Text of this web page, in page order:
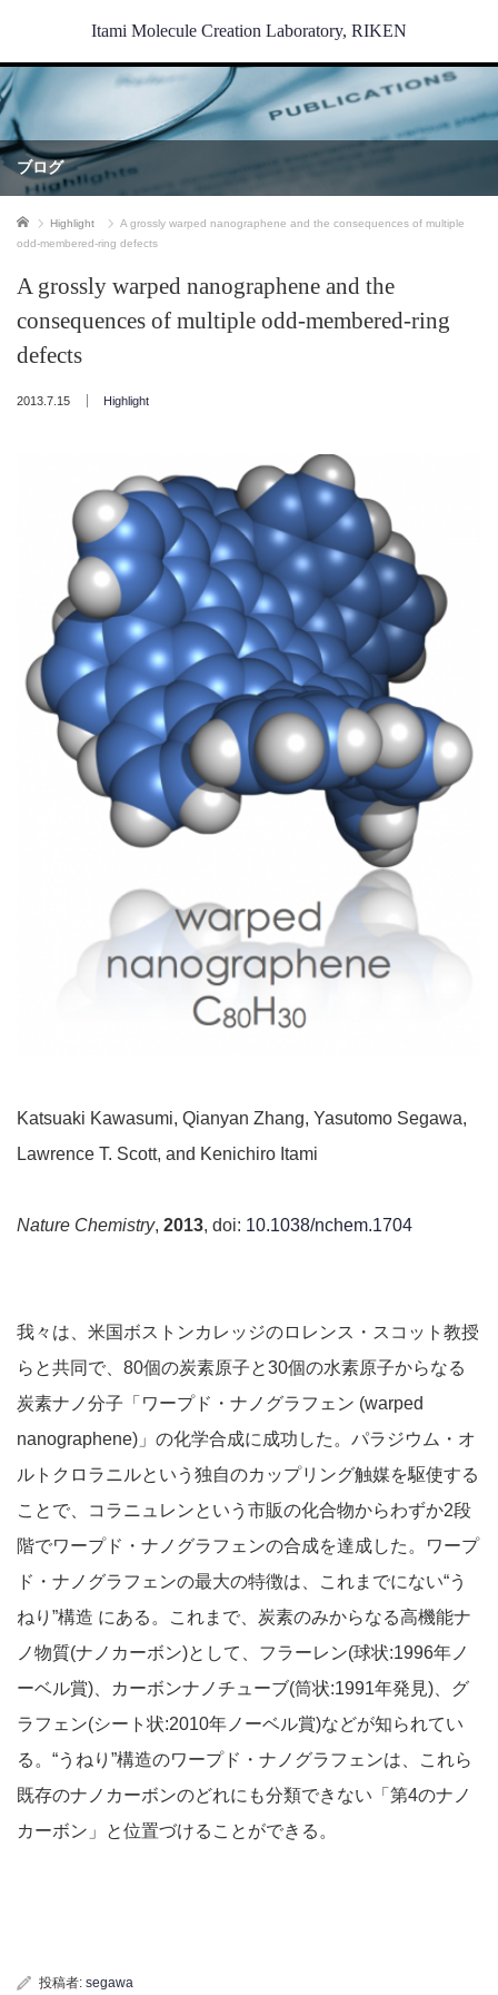
Itami Molecule Creation Laboratory, RIKEN
ブログ
ホーム Highlight
A grossly warped nanographene and the consequences of multiple
odd-membered-ring defects
A grossly warped nanographene and the
consequences of multiple odd-membered-ring
defects
2013.7.15 Highlight
Katsuaki Kawasumi, Qianyan Zhang, Yasutomo Segawa,
Lawrence T. Scott, and Kenichiro Itami
Nature Chemistry, 2013, doi: 10.1038/nchem.1704
我々は、米国ボストンカレッジのロレンス・スコット教授
らと共同で、80個の炭素原子と30個の水素原子からなる
炭素ナノ分子「ワープド・ナノグラフェン (warped
nanographene)」の化学合成に成功した。パラジウム・オ
ルトクロラニルという独自のカップリング触媒を駆使する
ことで、コラニュレンという市販の化合物からわずか2段
階でワープド・ナノグラフェンの合成を達成した。ワープ
ド・ナノグラフェンの最大の特徴は、これまでにない“う
ねり”構造 にある。これまで、炭素のみからなる高機能ナ
ノ物質(ナノカーボン)として、フラーレン(球状:1996年ノ
ーベル賞)、カーボンナノチューブ(筒状:1991年発見)、グ
ラフェン(シート状:2010年ノーベル賞)などが知られてい
る。“うねり”構造のワープド・ナノグラフェンは、これら
既存のナノカーボンのどれにも分類できない「第4のナノ
カーボン」と位置づけることができる。
投稿者: segawa